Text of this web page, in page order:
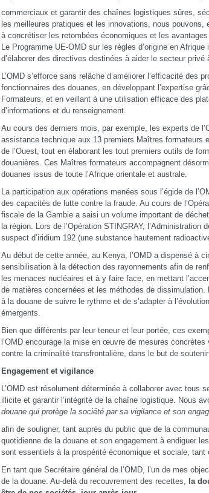
commerciaux et garantir des chaînes logistiques sûres,
les meilleures pratiques et les innovations, nous
à concrétiser les retombées économiques et les
Le Programme UE-OMD sur les règles d’origine en
d’élaborer des directives destinées à aider le secteur
L’OMD s’efforce sans relâche d’améliorer l’efficacité des
fonctionnaires des douanes, en développant l’expertise
Formateurs, et en veillant à une utilisation efficace des
d’informations et du renseignement.
Au cours des derniers mois, par exemple, les experts de
assistance technique aux 13 premiers Maîtres formateurs
de l’Ouest, tout en élaborant les tout premiers outils de
douanières. Ces Maîtres formateurs accompagnent
douanes issus de toute l’Afrique orientale et australe.
La participation aux opérations menées sous l’égide de
des capacités de lutte contre la fraude. Au cours de
fiscale de la Gambie a saisi un volume important de
la région. Lors de l’Opération STINGRAY, l’Administration
suspect d’iridium 192 (une substance hautement
Au début de cette année, au Kenya, l’OMD a dispensé à
sensibilisation à la détection des rayonnements afin de
les menaces nucléaires et à y faire face, en mettant
de matières concernées et les méthodes de
à la douane de suivre le rythme et de s’adapter à
émergents.
Bien que différents par leur teneur et leur portée, ces
l’OMD encourage la mise en œuvre de mesures
contre la criminalité transfrontalière, dans le but de
Engagement et vigilance
L’OMD est résolument déterminée à collaborer avec tous
illicite et garantir l’intégrité de la chaîne logistique. Nous
douane qui protège la société par sa vigilance et son
afin de souligner, tant auprès du public que de la
quotidienne de la douane et son engagement à endiguer
sont essentiels à la prospérité économique et sociale, tant
En tant que Secrétaire général de l’OMD, l’un de mes
de la douane. Au-delà du recouvrement des recettes, la